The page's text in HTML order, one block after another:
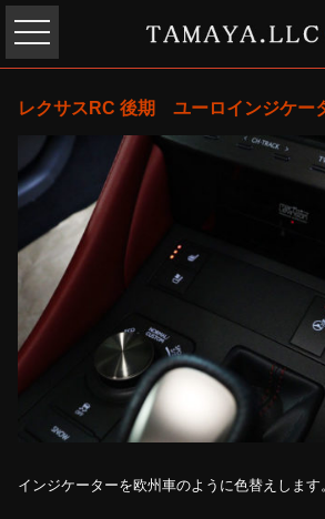
レクサスRC 後期 ユーロインジケー
インジケーターを欧州車のように色替えします